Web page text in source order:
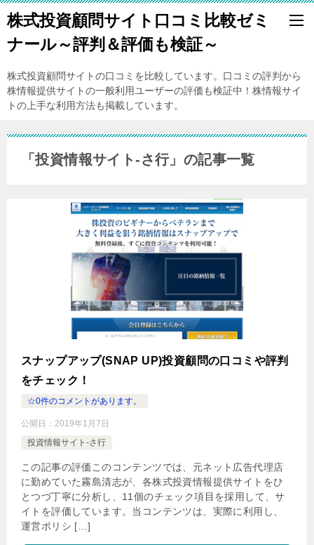
株式投資顧問サイト口コミ比較ゼミ
ナール～評判＆評価も検証～
株式投資顧問サイトの口コミを比較しています。口コミの評判から
株情報提供サイトの一般利用ユーザーの評価も検証中！株情報サイ
トの上手な利用方法も掲載しています。
「投資情報サイト-さ行」の記事一覧
スナップアップ(SNAP UP)投資顧問の口コミや評判
をチェック！
☆0件のコメントがあります。
公開日： 2019年1月7日
投資情報サイト-さ行
この記事の評価このコンテンツでは、元ネット広告代理店
に勤めていた霧島清志が、各株式投資情報提供サイトをひ
とつづ丁寧に分析し、11個のチェック項目を採用して、サ
イトを評価しています。当コンテンツは、実際に利用し、
運営ポリシ […]